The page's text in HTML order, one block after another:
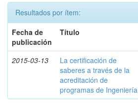
Resultados por ítem:
Fecha de
publicación
Título
2015-03-13
La certificación de
saberes a través de la
acreditación de
programas de Ingeniería